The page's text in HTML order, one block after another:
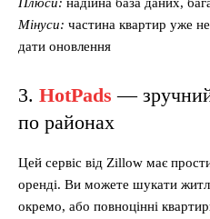
Плюси: надійна база даних,
Мінуси: частина квартир уже
дати оновлення
3. HotPads — зручний
по районах
Цей сервіс від Zillow має
оренді. Ви можете шукати
окремо, або повноцінні